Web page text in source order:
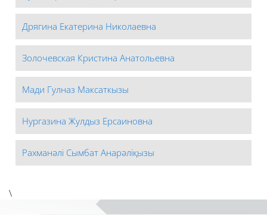
Дрягина Екатерина Николаевна
Золочевская Кристина Анатольевна
Мади Гулназ Максаткызы
Нургазина Жулдыз Ерсаиновна
Рахманәлі Сымбат Анарәліқызы
\